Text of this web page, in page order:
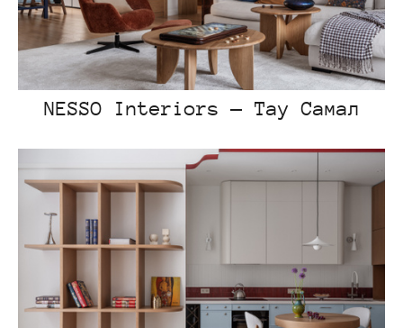
NESSO Interiors — Тау Самал